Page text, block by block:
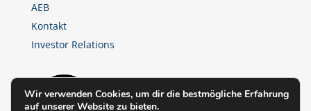
AEB
Kontakt
Investor Relations
Wir verwenden Cookies, um dir die bestmögliche Erfahrung
auf unserer Website zu bieten.